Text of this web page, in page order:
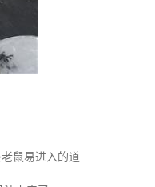
鼠易进入的道